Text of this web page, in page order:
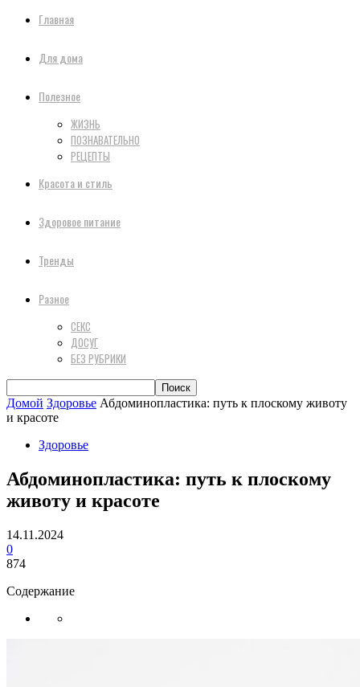
Главная
Для дома
Полезное
ЖИЗНЬ
ПОЗНАВАТЕЛЬНО
РЕЦЕПТЫ
Красота и стиль
Здоровое питание
Тренды
Разное
СЕКС
ДОСУГ
БЕЗ РУБРИКИ
Домой Здоровье Абдоминопластика: путь к плоскому животу
и красоте
Здоровье
Абдоминопластика: путь к плоскому
животу и красоте
14.11.2024
0
874
Содержание